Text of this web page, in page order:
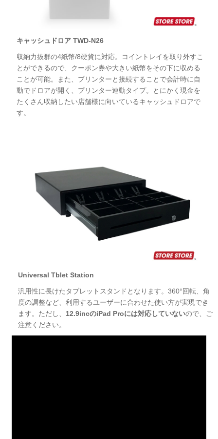
キャッシュドロア TWD-N26
収納力抜群の4紙幣/8硬貨に対応。コイントレイを取り外すこ
とができるので、クーポン券や大きい紙幣をその下に収める
ことが可能。また、プリンターと接続することで会計時に自
動でドロアが開く、プリンター連動タイプ。とにかく現金を
たくさん収納したい店舗様に向いているキャッシュドロアで
す。
Universal Tblet Station
汎用性に長けたタブレットスタンドとなります。360°回転、角
度の調整など、利用するユーザーに合わせた使い方が実現でき
ます。ただし、 12.9incのiPad Proには対応していないので、ご
注意ください。